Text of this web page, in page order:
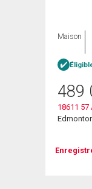
Maison
489
18611 57